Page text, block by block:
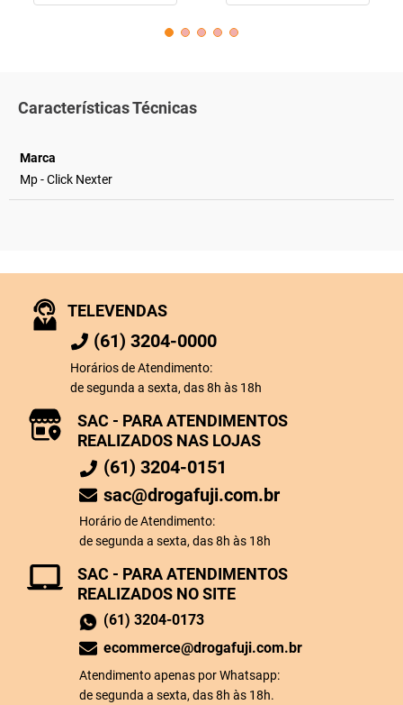
Características Técnicas
Marca
Mp - Click Nexter
TELEVENDAS
(61) 3204-0000
Horários de Atendimento:
de segunda a sexta, das 8h às 18h
SAC - PARA ATENDIMENTOS
REALIZADOS NO SITE
(61) 3204-0173
ecommerce@drogafuji.com.br
Atendimento apenas por Whatsapp:
de segunda a sexta, das 8h às 18h.
SAC - PARA ATENDIMENTOS
REALIZADOS NAS LOJAS
(61) 3204-0151
sac@drogafuji.com.br
Horário de Atendimento:
de segunda a sexta, das 8h às 18h